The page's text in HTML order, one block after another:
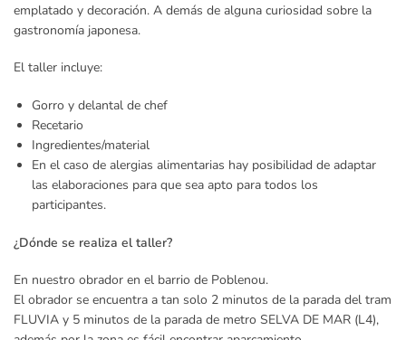
emplatado y decoración. A demás de alguna curiosidad sobre la
gastronomía japonesa.
El taller incluye:
Gorro y delantal de chef
Recetario
Ingredientes/material
En el caso de alergias alimentarias hay posibilidad de adaptar
las elaboraciones para que sea apto para todos los
participantes.
¿Dónde se realiza el taller?
En nuestro obrador en el barrio de Poblenou.
El obrador se encuentra a tan solo 2 minutos de la parada del tram
FLUVIA y 5 minutos de la parada de metro SELVA DE MAR (L4),